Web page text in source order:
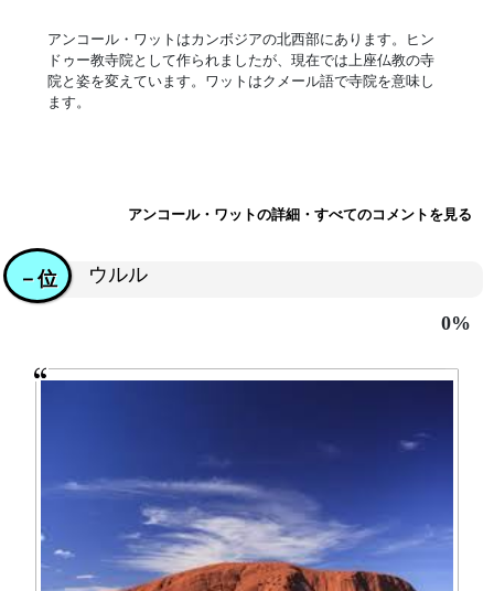
アンコール・ワットはカンボジアの北西部にあります。ヒン
ドゥー教寺院として作られましたが、現在では上座仏教の寺
院と姿を変えています。ワットはクメール語で寺院を意味し
ます。
アンコール・ワットの詳細・すべてのコメントを見る
ウルル
－位
0%